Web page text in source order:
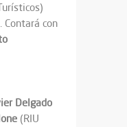
Contará con
Delgado
(RIU